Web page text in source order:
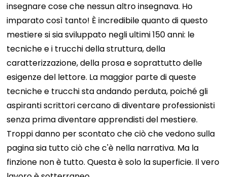
insegnare cose che nessun altro insegnava. Ho
imparato così tanto! È incredibile quanto di questo
mestiere si sia sviluppato negli ultimi 150 anni: le
tecniche e i trucchi della struttura, della
caratterizzazione, della prosa e soprattutto delle
esigenze del lettore. La maggior parte di queste
tecniche e trucchi sta andando perduta, poiché gli
aspiranti scrittori cercano di diventare professionisti
senza prima diventare apprendisti del mestiere.
Troppi danno per scontato che ciò che vedono sulla
pagina sia tutto ciò che c'è nella narrativa. Ma la
finzione non è tutto.Questa è solo la superficie. Il vero